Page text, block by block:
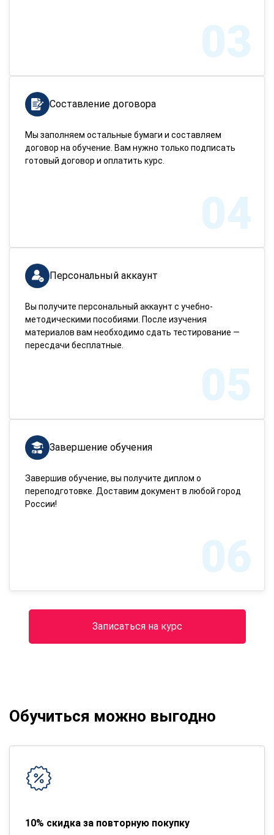
03
Составление договора
Мы заполняем остальные бумаги и составляем
договор на обучение. Вам нужно только подписать
готовый договор и оплатить курс.
04
Персональный аккаунт
Вы получите персональный аккаунт с учебно-
методическими пособиями. После изучения
материалов вам необходимо сдать тестирование —
пересдачи бесплатные.
05
Завершение обучения
Завершив обучение, вы получите диплом о
переподготовке. Доставим документ в любой город
России!
06
Записаться на курс
Обучиться можно выгодно
10% скидка за повторную покупку